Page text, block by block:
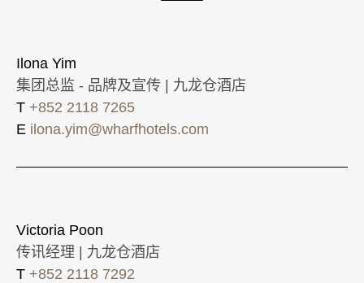
Ilona Yim
集团总监 - 品牌及宣传 | 九龙仓酒店
T +852 2118 7265
E ilona.yim@wharfhotels.com
Victoria Poon
传讯经理 | 九龙仓酒店
T +852 2118 7292